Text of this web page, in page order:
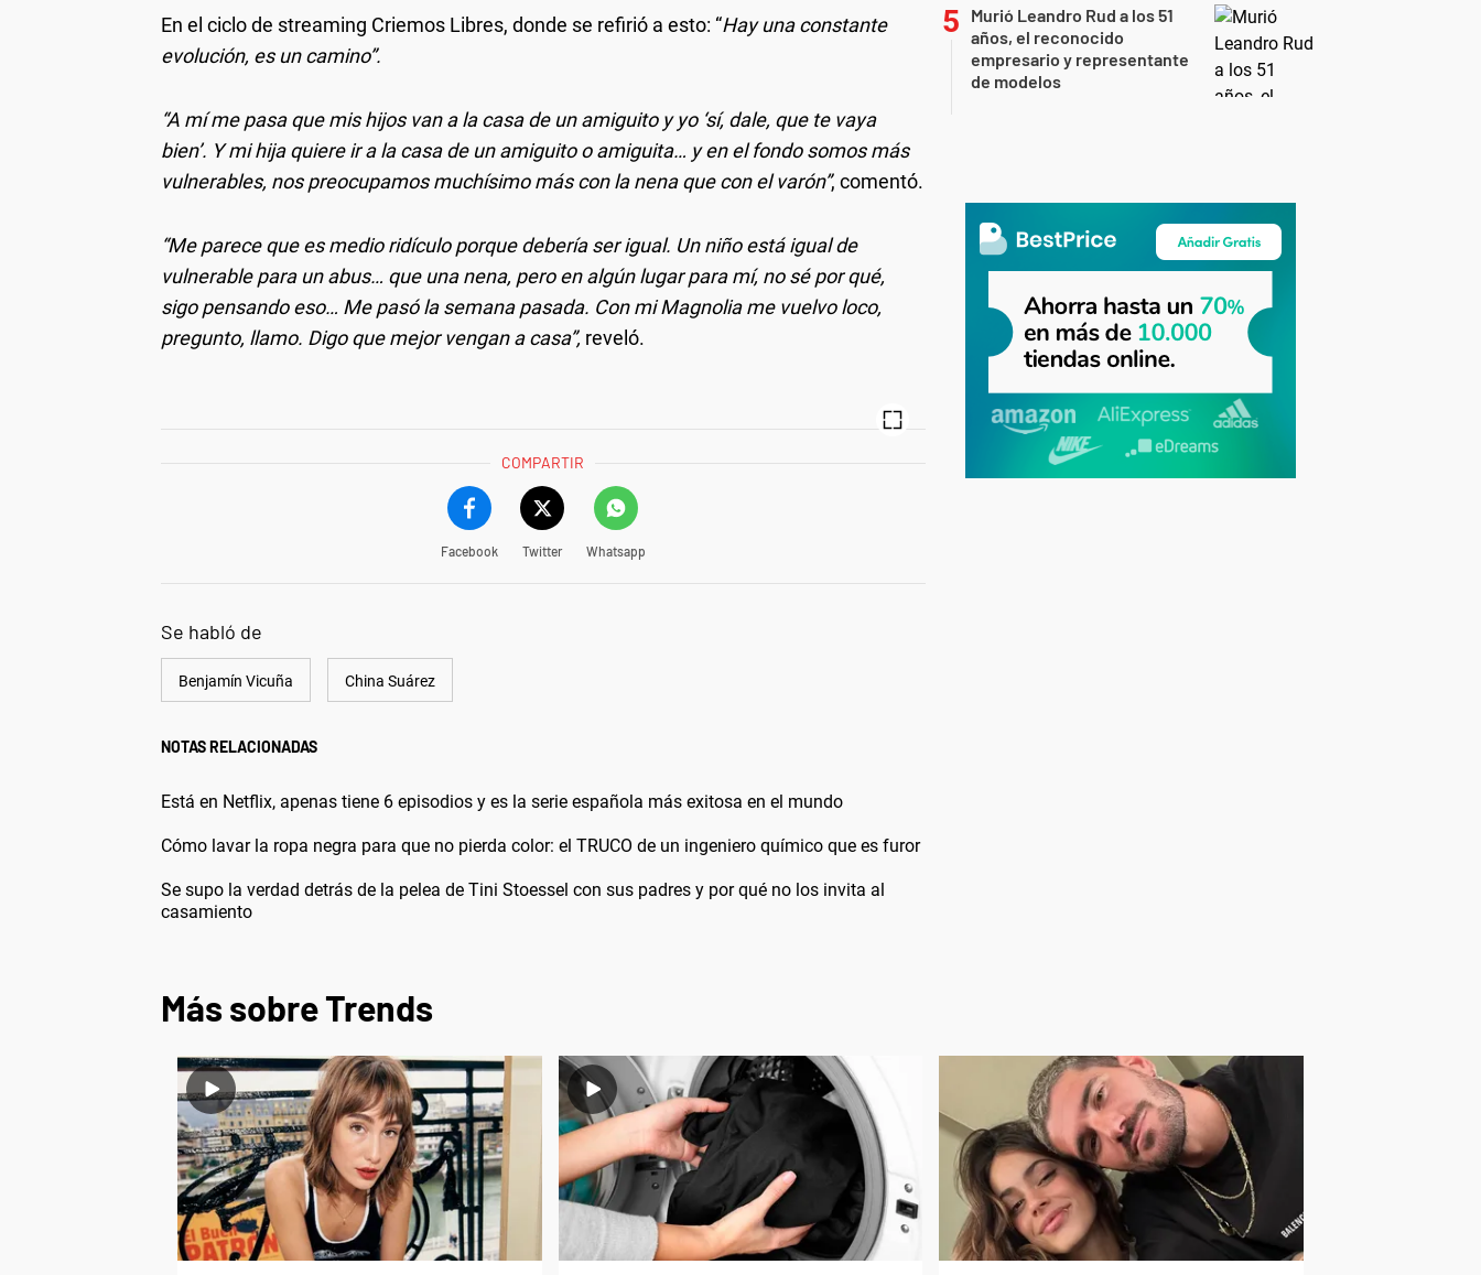
En el ciclo de streaming Criemos Libres, donde se refirió a esto: “Hay una constante
evolución, es un camino”.
“A mí me pasa que mis hijos van a la casa de un amiguito y yo ‘sí, dale, que te vaya
bien’. Y mi hija quiere ir a la casa de un amiguito o amiguita… y en el fondo somos más
vulnerables, nos preocupamos muchísimo más con la nena que con el varón”, comentó.
“Me parece que es medio ridículo porque debería ser igual. Un niño está igual de
vulnerable para un abus… que una nena, pero en algún lugar para mí, no sé por qué,
sigo pensando eso… Me pasó la semana pasada. Con mi Magnolia me vuelvo loco,
pregunto, llamo. Digo que mejor vengan a casa”, reveló.
COMPARTIR
Facebook Twitter Whatsapp
Se habló de
Benjamín Vicuña China Suárez
NOTAS RELACIONADAS
Está en Netflix, apenas tiene 6 episodios y es la serie española más exitosa en el mundo
Cómo lavar la ropa negra para que no pierda color: el TRUCO de un ingeniero químico que es furor
Se supo la verdad detrás de la pelea de Tini Stoessel con sus padres y por qué no los invita al
casamiento
Murió Leandro Rud a los 51
años, el reconocido
empresario y representante
de modelos
Más sobre Trends